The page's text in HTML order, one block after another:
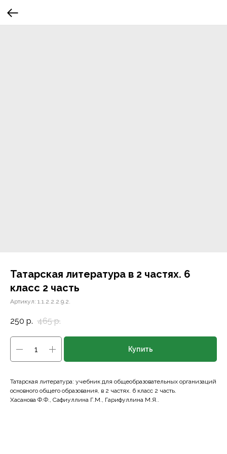
Татарская литература в 2 частях. 6
класс 2 часть
Артикул: 1.1.2.2.2.9.2.
250 р. 465 р.
Купить
Татарская литература: учебник для общеобразовательных организаций
основного общего образования, в 2 частях. 6 класс 2 часть.
Хасанова Ф.Ф., Сафиуллина Г.М., Гарифуллина М.Я..